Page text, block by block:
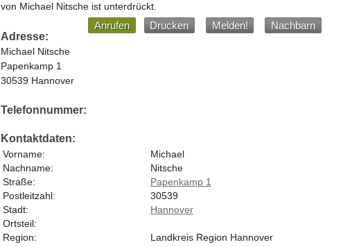
von Michael Nitsche ist unterdrückt.
Anrufen Drucken Melden!
Nachbarn
Adresse:
Michael Nitsche
Papenkamp 1
30539 Hannover
Telefonnummer:
Kontaktdaten:
Vorname:
Michael
Nachname:
Nitsche
Straße:
Papenkamp 1
Postleitzahl:
30539
Stadt:
Hannover
Ortsteil:
Region:
Landkreis Region Hannover